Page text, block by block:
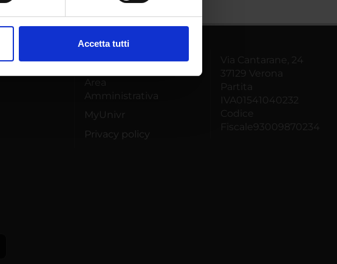
cookie.
altre informazioni che hai fornito loro o
Accetta tutti
Supporto tecnico
Area
Amministrativa
MyUnivr
Privacy policy
Via Cantarane, 24
37129 Verona
Partita
IVA01541040232
Codice
Fiscale93009870234